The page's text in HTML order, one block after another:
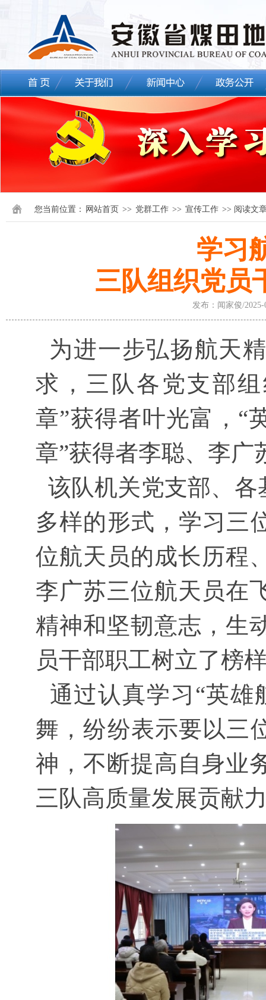
您当前位置： 网站首页 >> 党群工作 >> 宣传工作 >> 阅读文
学习
三队组织党员
发布：闻家俊/
为进一步弘扬航天
求，三队各党支部
章”获得者叶光富，“
章”获得者李聪、李广
该队机关党支部、
多样的形式，学习三
位航天员的成长历程
李广苏三位航天员在
精神和坚韧意志，生
员干部职工树立了榜
通过认真学习“英雄
舞，纷纷表示要以三
神，不断提高自身业
三队高质量发展贡献